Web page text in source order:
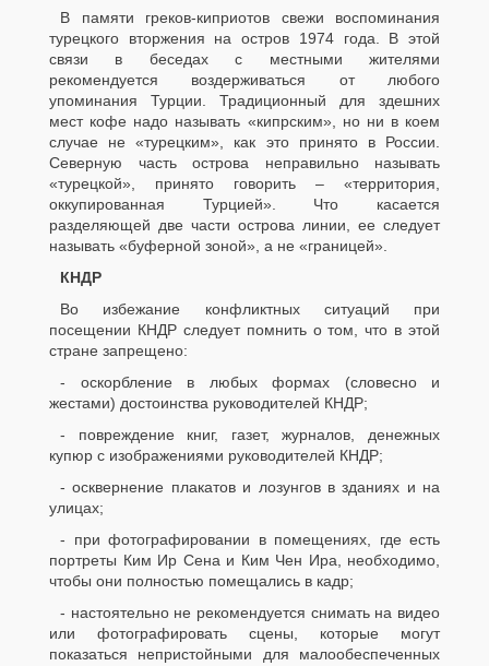
В памяти греков-киприотов свежи воспоминания
турецкого вторжения на остров 1974 года. В этой
связи в беседах с местными жителями
рекомендуется воздерживаться от любого
упоминания Турции. Традиционный для здешних
мест кофе надо называть «кипрским», но ни в коем
случае не «турецким», как это принято в России.
Северную часть острова неправильно называть
«турецкой», принято говорить – «территория,
оккупированная Турцией». Что касается
разделяющей две части острова линии, ее следует
называть «буферной зоной», а не «границей».
КНДР
Во избежание конфликтных ситуаций при
посещении КНДР следует помнить о том, что в этой
стране запрещено:
- оскорбление в любых формах (словесно и
жестами) достоинства руководителей КНДР;
- повреждение книг, газет, журналов, денежных
купюр с изображениями руководителей КНДР;
- осквернение плакатов и лозунгов в зданиях и на
улицах;
- при фотографировании в помещениях, где есть
портреты Ким Ир Сена и Ким Чен Ира, необходимо,
чтобы они полностью помещались в кадр;
- настоятельно не рекомендуется снимать на видео
или фотографировать сцены, которые могут
показаться непристойными для малообеспеченных